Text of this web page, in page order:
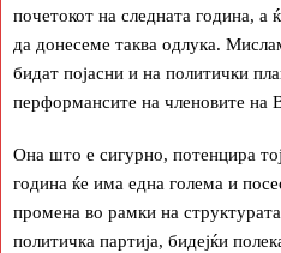
почетокот на следната година, а
да донесеме таква одлука.
бидат појасни и на политички
перформансите на членовите на
Она што е сигурно, потенцира
година ќе има една голема и
промена во рамки на
политичка партија, бидејќи